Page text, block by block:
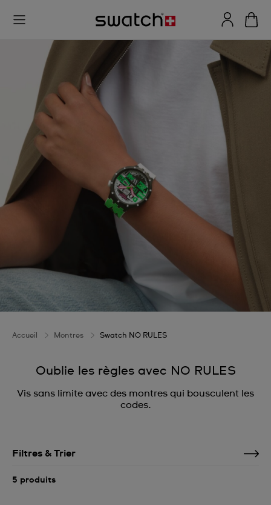
Accueil Montres Swatch NO RULES
Oublie les règles avec NO RULES
Vis sans limite avec des montres qui bousculent les
codes.
Filtres & Trier
5 produits